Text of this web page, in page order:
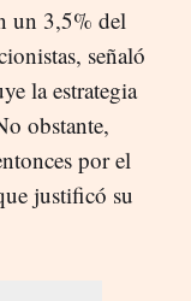
un 3,5% del
señaló
la estrategia
obstante,
por el
justificó su